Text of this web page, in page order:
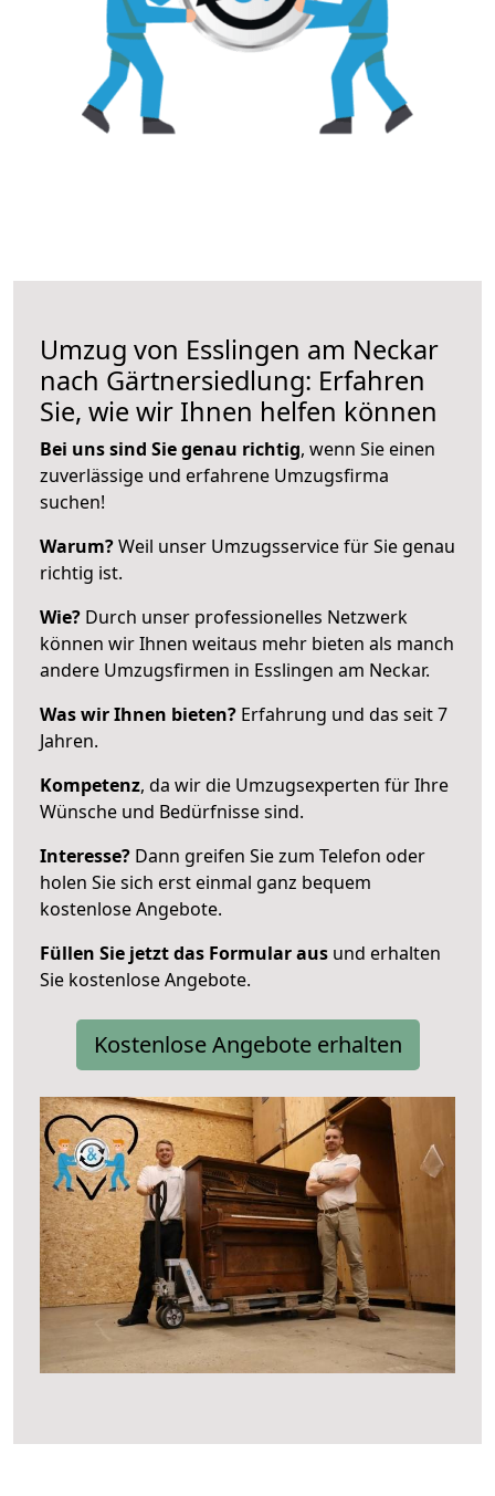
Umzug von Esslingen am Neckar
nach Gärtnersiedlung: Erfahren
Sie, wie wir Ihnen helfen können
Bei uns sind Sie genau richtig, wenn Sie einen
zuverlässige und erfahrene Umzugsfirma
suchen!
Warum?Weil unser Umzugsservice für Sie genau
richtig ist.
Wie? Durch unser professionelles Netzwerk
können wir Ihnen weitaus mehr bieten als manch
andere Umzugsfirmen in Esslingen am Neckar.
Was wir Ihnen bieten? Erfahrung und das seit 7
Jahren.
Kompetenz, da wir die Umzugsexperten für Ihre
Wünsche und Bedürfnisse sind.
Interesse? Dann greifen Sie zum Telefon oder
holen Sie sich erst einmal ganz bequem
kostenlose Angebote.
Füllen Sie jetzt das Formular aus und erhalten
Sie kostenlose Angebote.
Kostenlose Angebote erhalten